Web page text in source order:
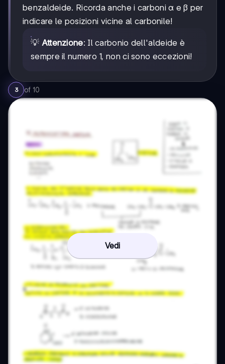
benzaldeide. Ricorda anche i carboni α e β per
indicare le posizioni vicine al carbonile!
💡 Attenzione: Il carbonio dell'aldeide è
sempre il numero 1, non ci sono eccezioni!
3 of 10
Vedi